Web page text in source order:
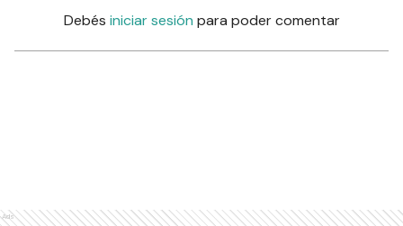
Debés iniciar sesión para poder comentar
Ads